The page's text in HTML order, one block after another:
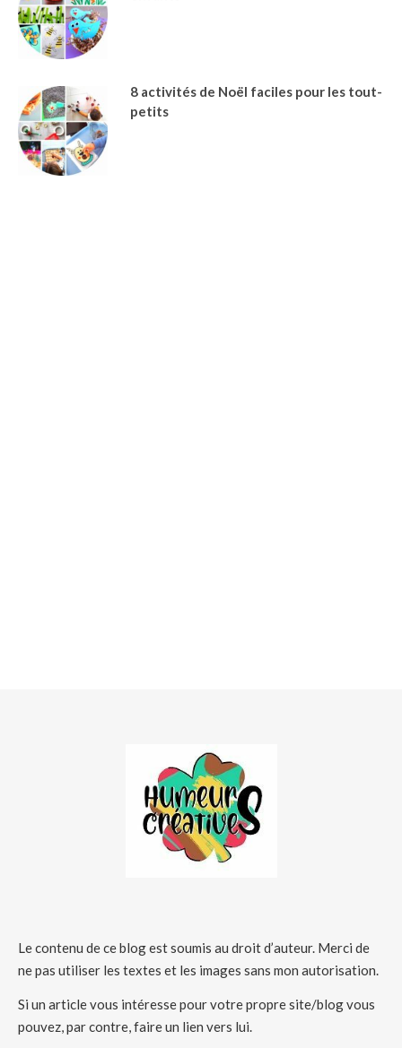
8 activités de Noël faciles pour les tout-
petits
Le contenu de ce blog est soumis au droit d’auteur. Merci de
ne pas utiliser les textes et les images sans mon autorisation.
Si un article vous intéresse pour votre propre site/blog vous
pouvez, par contre, faire un lien vers lui.